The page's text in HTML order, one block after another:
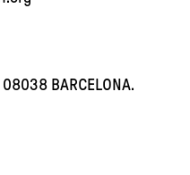
BARCELONA.